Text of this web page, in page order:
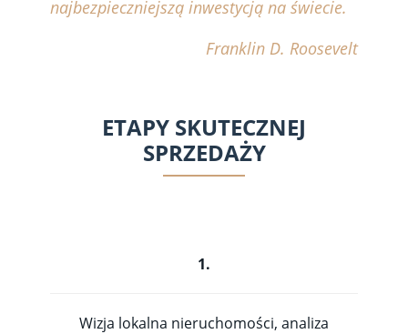
najbezpieczniejszą inwestycją na świecie.
Franklin D. Roosevelt
ETAPY SKUTECZNEJ
SPRZEDAŻY
1.
Wizja lokalna nieruchomości, analiza